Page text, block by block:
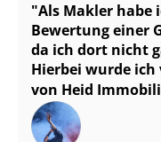
Als Makler habe
Bewertung einer
da ich dort nicht
Hierbei wurde ich
von Heid